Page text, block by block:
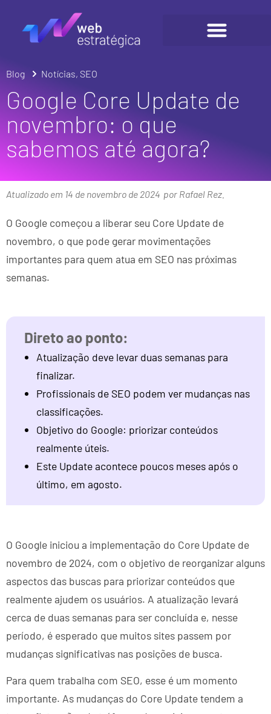
Blog Notícias, SEO
Google Core Update de
novembro: o que
sabemos até agora?
Atualizado em 14 de novembro de 2024 por Rafael Rez.
O Google começou a liberar seu Core Update de
novembro, o que pode gerar movimentações
importantes para quem atua em SEO nas próximas
semanas.
Atualização deve levar duas semanas para
finalizar.
Profissionais de SEO podem ver mudanças nas
classificações.
Objetivo do Google: priorizar conteúdos
realmente úteis.
Este Update acontece poucos meses após o
último, em agosto.
O Google iniciou a implementação do Core Update de
novembro de 2024, com o objetivo de reorganizar alguns
aspectos das buscas para priorizar conteúdos que
realmente ajudem os usuários. A atualização levará
cerca de duas semanas para ser concluída e, nesse
período, é esperado que muitos sites passem por
mudanças significativas nas posições de busca.
Para quem trabalha com SEO, esse é um momento
importante. As mudanças do Core Update tendem a